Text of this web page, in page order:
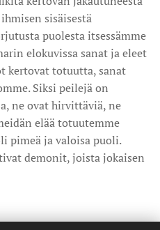
sisäisestä
puolesta itsessämme
elokuvissa sanat ja eleet
kertovat totuutta, sanat
Siksi peilejä on
ne ovat hirvittäviä, ne
elää totuutemme
pimeä ja valoisa puoli.
demonit, joista jokaisen